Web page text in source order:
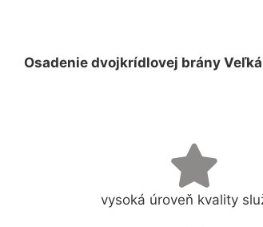
Osadenie dvojkrídlovej brány Veľká
vysoká úroveň kvality